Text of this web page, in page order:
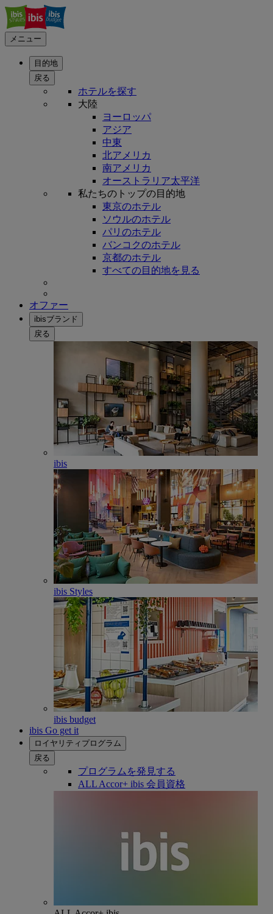
メニュー
目的地
戻る
ホテルを探す
大陸
ヨーロッパ
アジア
中東
北アメリカ
南アメリカ
オーストラリア太平洋
私たちのトップの目的地
東京のホテル
ソウルのホテル
パリのホテル
バンコクのホテル
京都のホテル
すべての目的地を見る
オファー
ibisブランド
戻る
ibis
ibis Styles
ibis budget
ibis Go get it
ロイヤリティプログラム
戻る
プログラムを発見する
ALL Accor+ ibis 会員資格